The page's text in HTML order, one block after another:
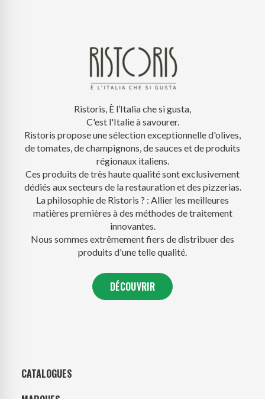
Ristoris, È l’Italia che si gusta,
C'est l'Italie à savourer.
Ristoris propose une sélection exceptionnelle d'olives,
de tomates, de champignons, de sauces et de produits
régionaux italiens.
Ces produits de très haute qualité sont exclusivement
dédiés aux secteurs de la restauration et des pizzerias.
La philosophie de Ristoris ? : Allier les meilleures
matières premières à des méthodes de traitement
innovantes.
Nous sommes extrêmement fiers de distribuer des
produits d'une telle qualité.
DÉCOUVRIR
CATALOGUES